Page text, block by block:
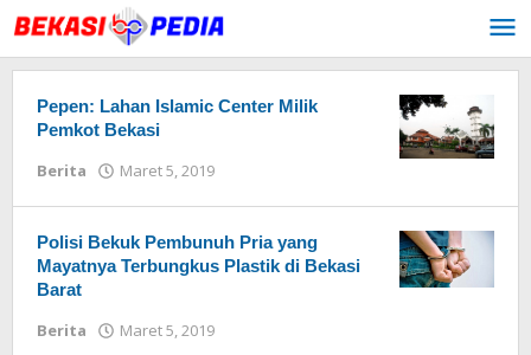
Lewati
ke
konten
Pepen: Lahan Islamic Center Milik
Pemkot Bekasi
Berita Maret 5, 2019
Polisi Bekuk Pembunuh Pria yang
Mayatnya Terbungkus Plastik di Bekasi
Barat
Berita Maret 5, 2019